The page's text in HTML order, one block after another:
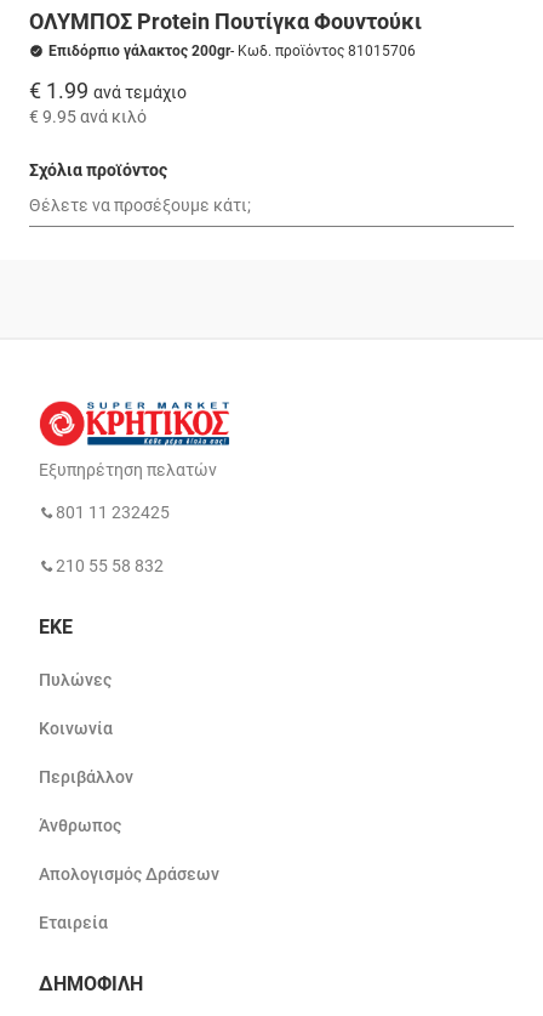
ΟΛΥΜΠΟΣ Protein Πουτίγκα Φουντούκι
Επιδόρπιο γάλακτος 200gr- Κωδ. προϊόντος 81015706
€ 1.99 ανά τεμάχιο
€ 9.95ανά κιλό
Σχόλια προϊόντος
Εξυπηρέτηση πελατών
801 11 232425
210 55 58 832
ΕΚΕ
Πυλώνες
Κοινωνία
Περιβάλλον
Άνθρωπος
Απολογισμός Δράσεων
Εταιρεία
ΔΗΜΟΦΙΛΗ